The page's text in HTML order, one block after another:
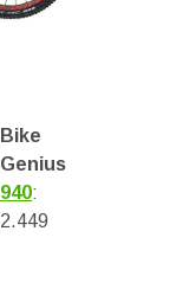
Bike
: